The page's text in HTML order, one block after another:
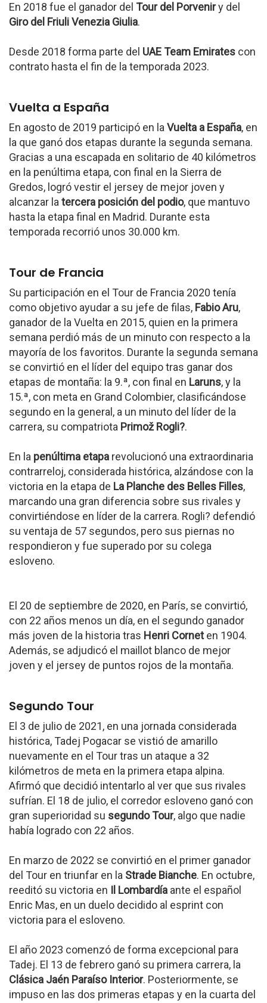
En 2018 fue el ganador del Tour del Porveniry del
Giro del Friuli Venezia Giulia.
Desde 2018 forma parte del UAE Team Emirates con
contrato hasta el fin de la temporada 2023.
Vuelta a España
En agosto de 2019 participó en la Vuelta a España, en
la que ganó dos etapas durante la segunda semana.
Gracias a una escapada en solitario de 40 kilómetros
en la penúltima etapa, con final en la Sierra de
Gredos, logró vestir el jersey de mejor joven y
alcanzar la tercera posición del podio, que mantuvo
hasta la etapa final en Madrid. Durante esta
temporada recorrió unos 30.000 km.
Tour de Francia
Su participación en el Tour de Francia 2020 tenía
como objetivo ayudar a su jefe de filas, Fabio Aru,
ganador de la Vuelta en 2015, quien en la primera
semana perdió más de un minuto con respecto a la
mayoría de los favoritos. Durante la segunda semana
se convirtió en el líder del equipo tras ganar dos
etapas de montaña: la 9.ª, con final en Laruns, y la
15.ª, con meta en Grand Colombier, clasificándose
segundo en la general, a un minuto del líder de la
carrera, su compatriota Primož Rogli?.
En la penúltima etapa revolucionó una extraordinaria
contrarreloj, considerada histórica, alzándose con la
victoria en la etapa de La Planche des Belles Filles,
marcando una gran diferencia sobre sus rivales y
convirtiéndose en líder de la carrera. Rogli? defendió
su ventaja de 57 segundos, pero sus piernas no
respondieron y fue superado por su colega
esloveno.
El 20 de septiembre de 2020, en París, se convirtió,
con 22 años menos un día, en el segundo ganador
más joven de la historia tras Henri Corneten 1904.
Además, se adjudicó el maillot blanco de mejor
joven y el jersey de puntos rojos de la montaña.
Segundo Tour
El 3 de julio de 2021, en una jornada considerada
histórica, Tadej Pogacar se vistió de amarillo
nuevamente en el Tour tras un ataque a 32
kilómetros de meta en la primera etapa alpina.
Afirmó que decidió intentarlo al ver que sus rivales
sufrían. El 18 de julio, el corredor esloveno ganó con
gran superioridad su segundo Tour, algo que nadie
había logrado con 22 años.
En marzo de 2022 se convirtió en el primer ganador
del Tour en triunfar en la Strade Bianche. En octubre,
reeditó su victoria en Il Lombardía ante el español
Enric Mas, en un duelo decidido al esprint con
victoria para el esloveno.
El año 2023 comenzó de forma excepcional para
Tadej. El 13 de febrero ganó su primera carrera, la
Clásica Jaén Paraíso Interior. Posteriormente, se
impuso en las dos primeras etapas y en la cuarta del